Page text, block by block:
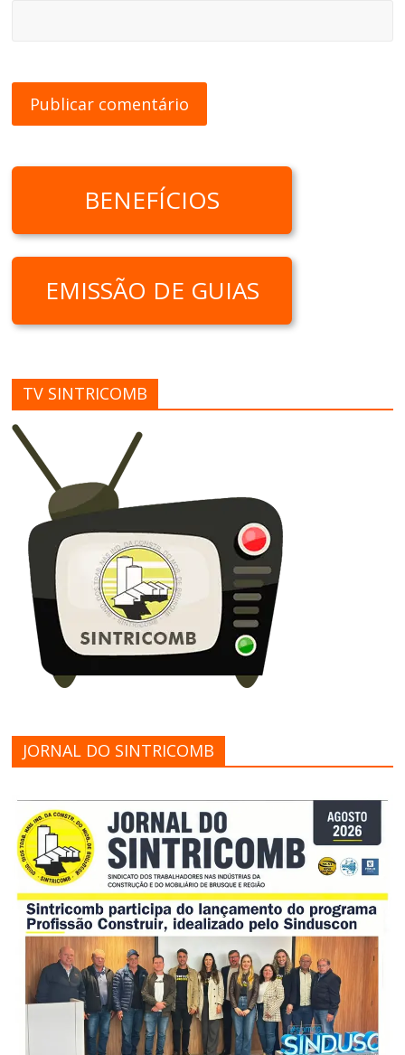
BENEFÍCIOS
EMISSÃO DE GUIAS
TV SINTRICOMB
JORNAL DO SINTRICOMB